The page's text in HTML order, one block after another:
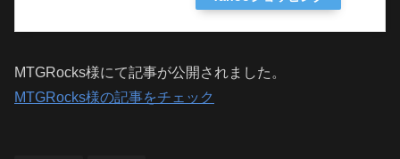
MTGRocks様にて記事が公開されました。
MTGRocks様の記事をチェック